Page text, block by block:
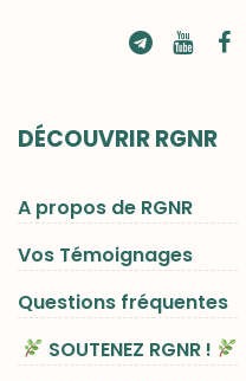
DÉCOUVRIR RGNR
A propos de RGNR
Vos Témoignages
Questions fréquentes
SOUTENEZ RGNR !